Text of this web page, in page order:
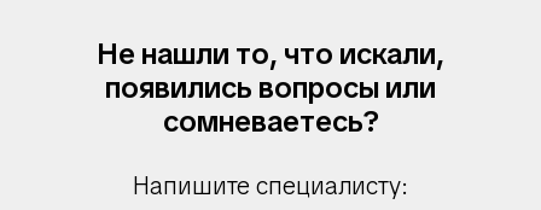
Не нашли то, что искали,
появились вопросы или
сомневаетесь?
Напишите специалисту: